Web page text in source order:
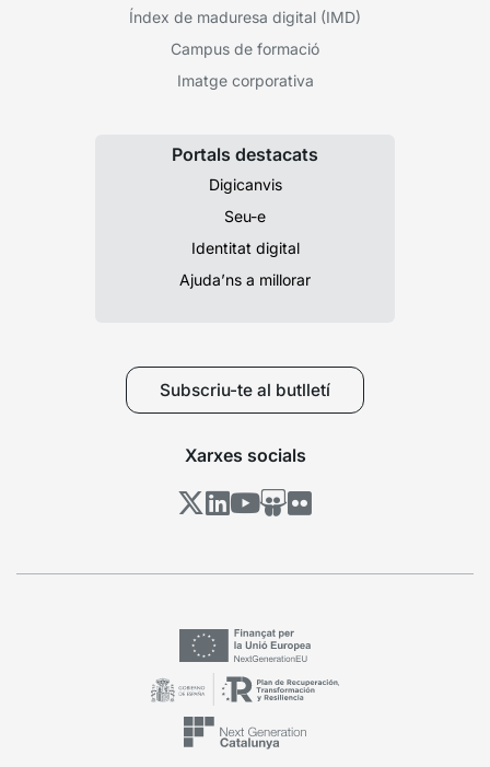
Índex de maduresa digital (IMD)
Campus de formació
Imatge corporativa
Portals destacats
Digicanvis
Seu-e
Identitat digital
Ajuda’ns a millorar
Subscriu-te al butlletí
Xarxes socials